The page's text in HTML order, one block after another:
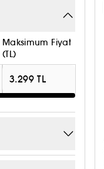
Maksimum Fiyat
(TL)